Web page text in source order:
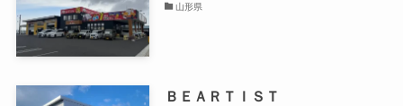
山形県
ＢＥＡＲＴＩＳＴ